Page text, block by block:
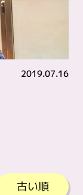
2019.07.16
古い順